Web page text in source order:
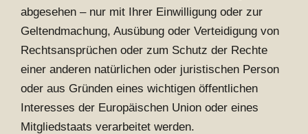
abgesehen – nur mit Ihrer Einwilligung oder zur
Geltendmachung, Ausübung oder Verteidigung von
Rechtsansprüchen oder zum Schutz der Rechte
einer anderen natürlichen oder juristischen Person
oder aus Gründen eines wichtigen öffentlichen
Interesses der Europäischen Union oder eines
Mitgliedstaats verarbeitet werden.